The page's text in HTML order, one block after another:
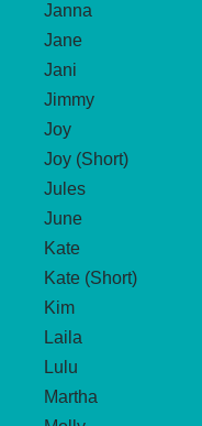
Janna
Jane
Jani
Jimmy
Joy
Joy (Short)
Jules
June
Kate
Kate (Short)
Kim
Laila
Lulu
Martha